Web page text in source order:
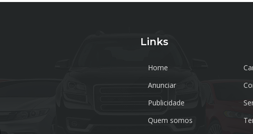
Links
Home
Anunciar
Publicidade
Quem somos